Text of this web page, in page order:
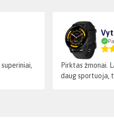
Pirktas žmonai.
daug sportuoja,